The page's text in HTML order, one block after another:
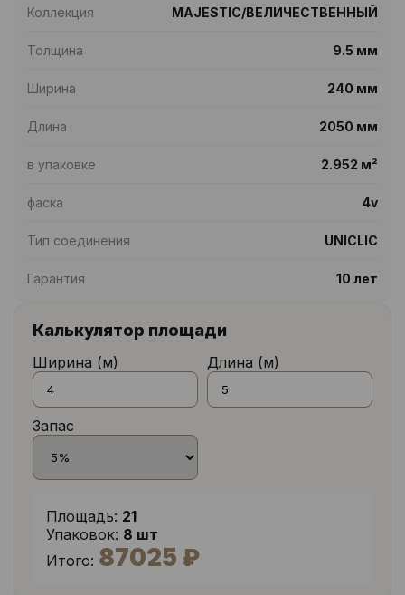
Коллекция MAJESTIC/ВЕЛИЧЕСТВЕННЫЙ
Толщина 9.5 мм
Ширина 240 мм
Длина 2050 мм
в упаковке 2.952 м²
фаска 4v
Тип соединения UNICLIC
Гарантия 10 лет
Калькулятор площади
Ширина (м) Длина (м)
Запас
Площадь: 21
Упаковок: 8 шт
Итого: 87025 ₽